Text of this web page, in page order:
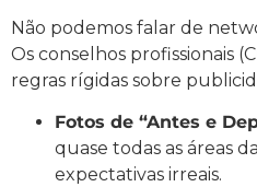
Não podemos falar de
Os conselhos profissionais
regras rígidas sobre
Fotos de “Antes e
quase todas as áreas
expectativas irreais.